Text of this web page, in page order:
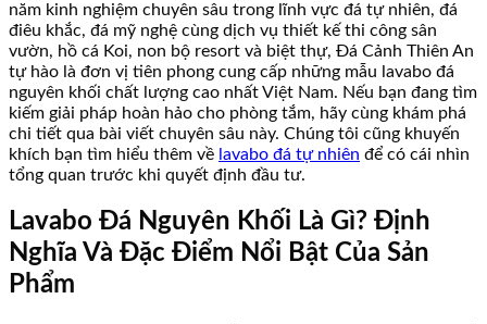
năm kinh nghiệm chuyên sâu trong lĩnh vực đá tự nhiên, đá
điêu khắc, đá mỹ nghệ cùng dịch vụ thiết kế thi công sân
vườn, hồ cá Koi, non bộ resort và biệt thự, Đá Cảnh Thiên An
tự hào là đơn vị tiên phong cung cấp những mẫu lavabo đá
nguyên khối chất lượng cao nhất Việt Nam. Nếu bạn đang tìm
kiếm giải pháp hoàn hảo cho phòng tắm, hãy cùng khám phá
chi tiết qua bài viết chuyên sâu này. Chúng tôi cũng khuyến
khích bạn tìm hiểu thêm về lavabo đá tự nhiên để có cái nhìn
tổng quan trước khi quyết định đầu tư.
Lavabo Đá Nguyên Khối Là Gì? Định
Nghĩa Và Đặc Điểm Nổi Bật Của Sản
Phẩm